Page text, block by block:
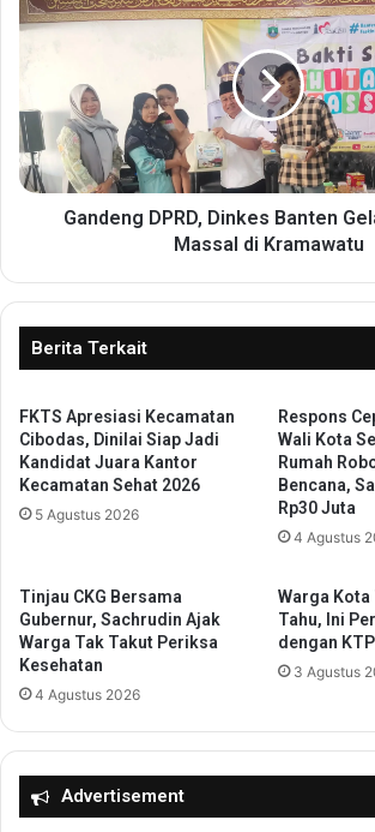
P
I
-
5
2
R
t
s
a
s
i
P
u
d
a
M
e
u
a
n
g
D
P
k
s
B
a
n
t
G
e
l
a
r
a
Gandeng DPRD, Dinkes Banten
Massal di Kramawatu
Berita Terkait
FKTS Apresiasi Kecamatan
Cibodas, Dinilai Siap Jadi
Kandidat Juara Kantor
Kecamatan Sehat 2026
5 Agustus 2026
Respons
Wali Kota
Rumah
Bencana,
Rp30 Juta
4 Agustus
Tinjau CKG Bersama
Gubernur, Sachrudin Ajak
Warga Tak Takut Periksa
Kesehatan
4 Agustus 2026
Warga
Tahu, Ini
dengan
3 Agustus
Advertisement